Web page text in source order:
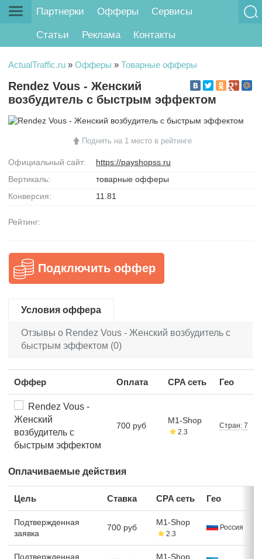
Партнерки Офферы Сервисы
Статьи Реклама Контакты
ActualTraffic.ru » Офферы » Товарные офферы
Rendez Vous - Женский
возбудитель с быстрым эффектом
Поднять на 1 место в рейтинге
Официальный сайт:
https://payshopss.ru
Вертикаль:
товарные офферы
Конверсия:
11.81
Рейтинг:
Подключить оффер
Условия оффера
Отзывы о Rendez Vous - Женский возбудитель с
быстрым эффектом (0)
Оффер Оплата CPA сеть Гео
Rendez Vous -
Женский
возбудитель с
быстрым эффектом
700 руб
M1-Shop
2.3
Стран: 7
Оплачиваемые действия
Цель Ставка CPA сеть Гео
Подтвержденная
заявка
700 руб
M1-Shop
2.3
Россия
Подтвержденная
M1-Shop